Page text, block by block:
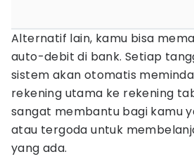
Alternatif lain, kamu bisa
auto-debit di bank. Setiap
sistem akan otomatis
rekening utama ke rekening
sangat membantu bagi kamu
atau tergoda untuk
yang ada.